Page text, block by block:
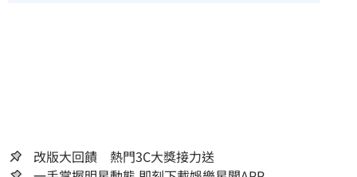
改版大回饋 熱門3C大獎接力送